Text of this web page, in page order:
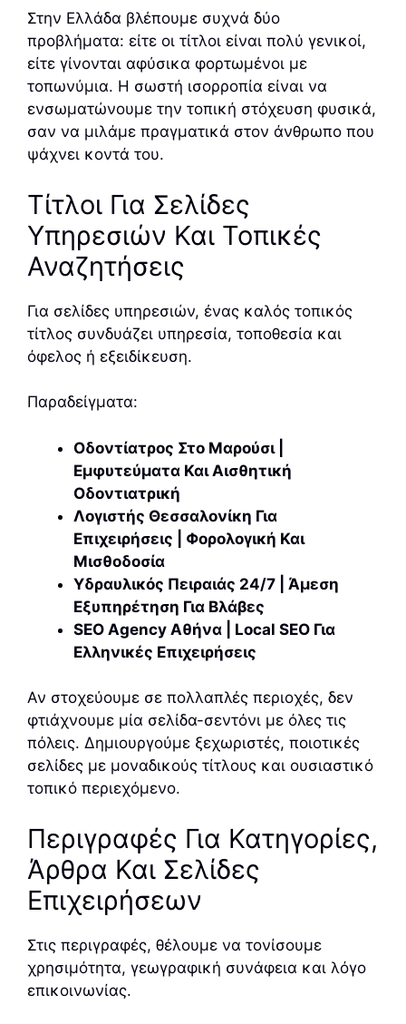
Στην Ελλάδα βλέπουμε συχνά δύο
προβλήματα: είτε οι τίτλοι είναι πολύ γενικοί,
είτε γίνονται αφύσικα φορτωμένοι με
τοπωνύμια. Η σωστή ισορροπία είναι να
ενσωματώνουμε την τοπική στόχευση φυσικά,
σαν να μιλάμε πραγματικά στον άνθρωπο που
ψάχνει κοντά του.
Τίτλοι Για Σελίδες
Υπηρεσιών Και Τοπικές
Αναζητήσεις
Για σελίδες υπηρεσιών, ένας καλός τοπικός
τίτλος συνδυάζει υπηρεσία, τοποθεσία και
όφελος ή εξειδίκευση.
Παραδείγματα:
Οδοντίατρος Στο Μαρούσι |
Εμφυτεύματα Και Αισθητική
Οδοντιατρική
Λογιστής Θεσσαλονίκη Για
Επιχειρήσεις | Φορολογική Και
Μισθοδοσία
Υδραυλικός Πειραιάς 24/7 | Άμεση
Εξυπηρέτηση Για Βλάβες
SEO Agency Αθήνα | Local SEO Για
Ελληνικές Επιχειρήσεις
Αν στοχεύουμε σε πολλαπλές περιοχές, δεν
φτιάχνουμε μία σελίδα-σεντόνι με όλες τις
πόλεις. Δημιουργούμε ξεχωριστές, ποιοτικές
σελίδες με μοναδικούς τίτλους και ουσιαστικό
τοπικό περιεχόμενο.
Περιγραφές Για Κατηγορίες,
Άρθρα Και Σελίδες
Επιχειρήσεων
Στις περιγραφές, θέλουμε να τονίσουμε
χρησιμότητα, γεωγραφική συνάφεια και λόγο
επικοινωνίας.